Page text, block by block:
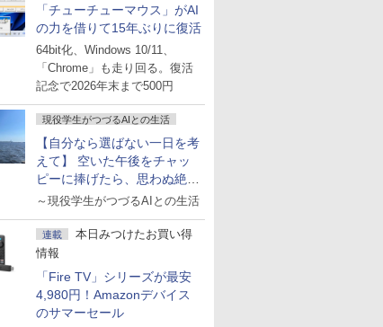
「チューチューマウス」がAI
の力を借りて15年ぶりに復活
64bit化、Windows 10/11、
「Chrome」も走り回る。復活
記念で2026年末まで500円
現役学生がつづるAIとの生活
【自分なら選ばない一日を考
えて】 空いた午後をチャッ
ピーに捧げたら、思わぬ絶景
に出会った話
～現役学生がつづるAIとの生活
連載
本日みつけたお買い得
情報
「Fire TV」シリーズが最安
4,980円！Amazonデバイス
のサマーセール